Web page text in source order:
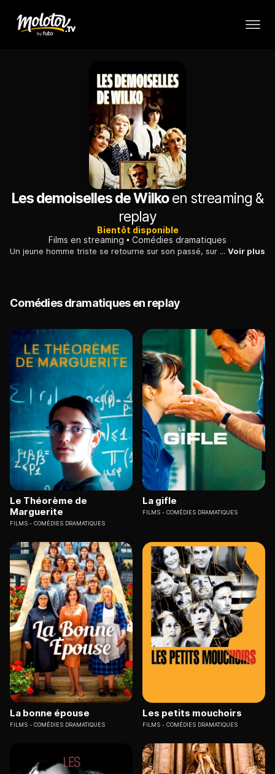
Les demoiselles de Wilkoen streaming &
replay
Bientôt disponible
Films en streaming
Comédies dramatiques
Un jeune homme triste se retourne sur son passé, sur ses espoirs déçus et s'éprend de la soeur d'une de ses anciennes amours, aujourd'hui décédée. Voir plus
Comédies dramatiques en replay
Le Théorème de
Marguerite
FILMS COMÉDIES DRAMATIQUES
La gifle
FILMS COMÉDIES DRAMATIQUES
La bonne épouse
FILMS COMÉDIES DRAMATIQUES
Les petits mouchoirs
FILMS COMÉDIES DRAMATIQUES